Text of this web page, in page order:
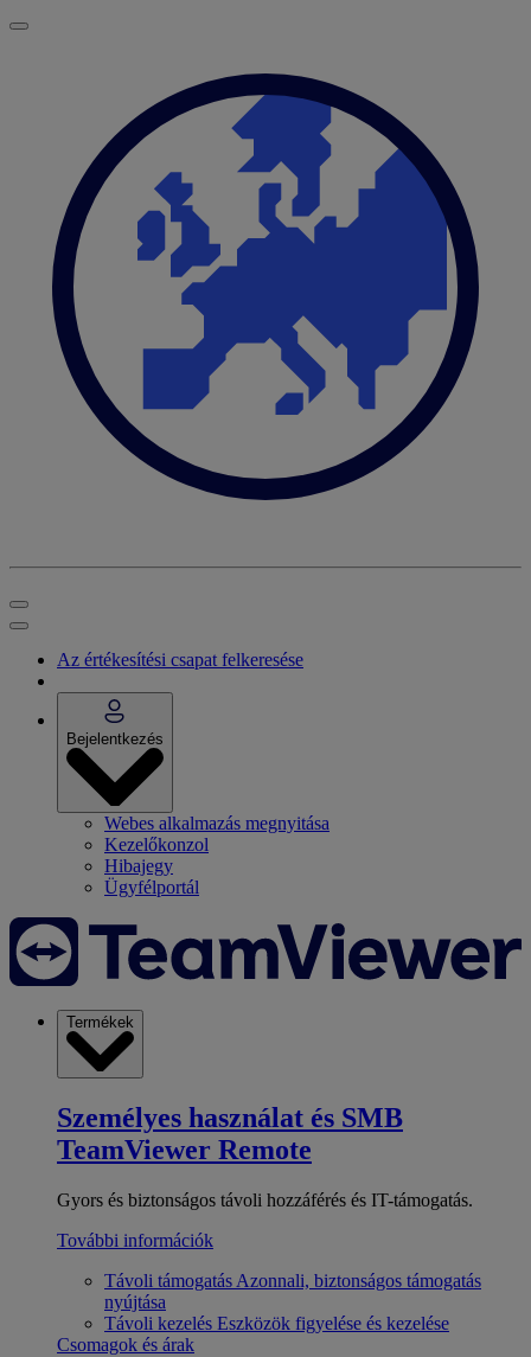
Az értékesítési csapat felkeresése
Bejelentkezés
Webes alkalmazás megnyitása
Kezelőkonzol
Hibajegy
Ügyfélportál
Termékek
Személyes használat és SMB
TeamViewer Remote
Gyors és biztonságos távoli hozzáférés és IT-támogatás.
További információk
Távoli támogatás Azonnali, biztonságos támogatás
nyújtása
Távoli kezelés Eszközök figyelése és kezelése
Csomagok és árak